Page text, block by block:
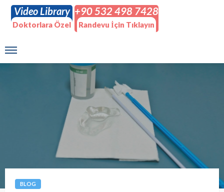
Video Library
Doktorlara Özel
+90 532 498 7428
Randevu İçin Tıklayın
BLOG